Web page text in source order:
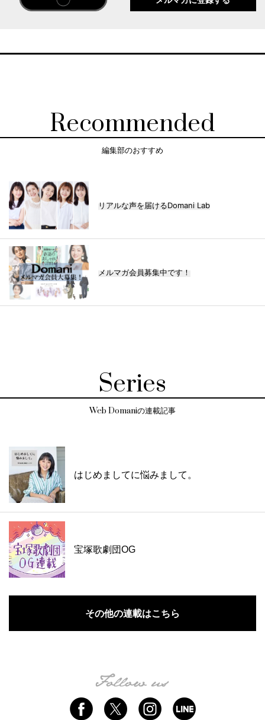
Recommended
編集部のおすすめ
リアルな声を届けるDomani Lab
メルマガ会員募集中です！
Series
Web Domaniの連載記事
はじめましてに悩みまして。
宝塚歌劇団OG
その他の連載はこちら